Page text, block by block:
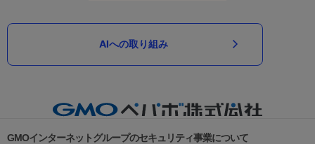
AIへの取り組み
GMOインターネットグループのセキュリティ事業について